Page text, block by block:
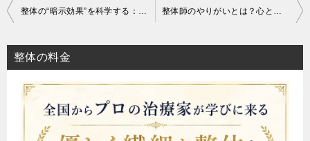
投
ナ
ビ
整体の料金